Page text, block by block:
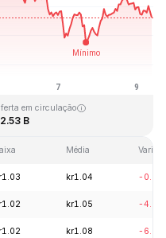
em circulação
B
Média
kr1.04 -
kr1.05 -
kr1.08 -